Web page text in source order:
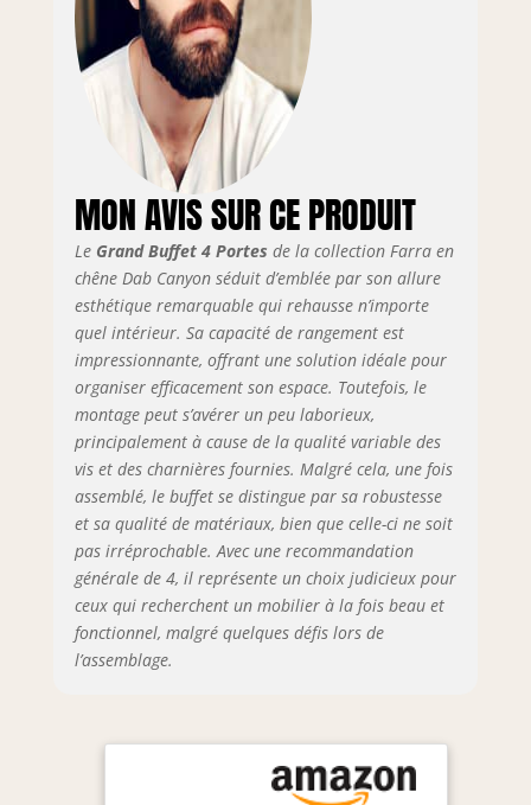
MON AVIS SUR CE PRODUIT
Le Grand Buffet 4 Portes de la collection Farra en
chêne Dab Canyon séduit d’emblée par son allure
esthétique remarquable qui rehausse n’importe
quel intérieur. Sa capacité de rangement est
impressionnante, offrant une solution idéale pour
organiser efficacement son espace. Toutefois, le
montage peut s’avérer un peu laborieux,
principalement à cause de la qualité variable des
vis et des charnières fournies. Malgré cela, une fois
assemblé, le buffet se distingue par sa robustesse
et sa qualité de matériaux, bien que celle-ci ne soit
pas irréprochable. Avec une recommandation
générale de 4, il représente un choix judicieux pour
ceux qui recherchent un mobilier à la fois beau et
fonctionnel, malgré quelques défis lors de
l’assemblage.